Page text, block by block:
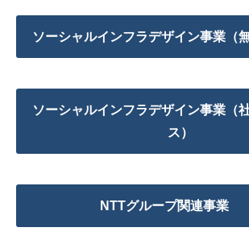
ソーシャルインフラデザイン事業（
ソーシャルインフラデザイン事業（
ス）
NTTグループ関連事業